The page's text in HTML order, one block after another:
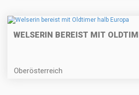
WELSERIN BEREIST MIT
Oberösterreich